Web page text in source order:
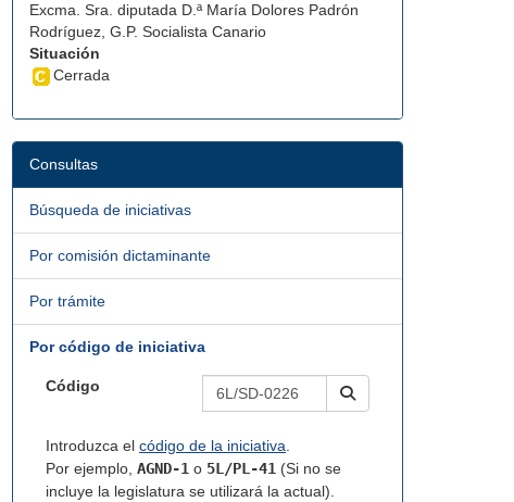
Excma. Sra. diputada D.ª María Dolores Padrón
Rodríguez, G.P. Socialista Canario
Situación
Cerrada
Consultas
Búsqueda de iniciativas
Por comisión dictaminante
Por trámite
Por código de iniciativa
Código
Introduzca el código de la iniciativa.
Por ejemplo, AGND-1 o 5L/PL-41 (Si no se
incluye la legislatura se utilizará la actual).